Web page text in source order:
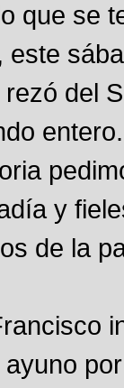
que se
este
rezó del
y
de la